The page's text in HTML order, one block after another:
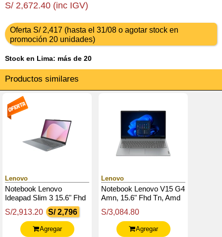
S/ 2,672.40 (inc IGV)
Oferta S/ 2,417 (hasta el 31/08 o agotar stock en
promoción 20 unidades)
Stock en Lima: más de 20
Productos similares
Lenovo
Notebook Lenovo
Ideapad Slim 3 15.6" Fhd
Tn Amd Ryzen 5 7520U
2.8 / 4.3Ghz, 16Gb
Lpddr5-5500
S/2,913.20 S/ 2,796
Agregar
Lenovo
Notebook Lenovo V15 G4
Amn, 15.6" Fhd Tn, Amd
4.3Ghz, 16Gb Lpddr5-
4800.
S/3,084.80
Agregar